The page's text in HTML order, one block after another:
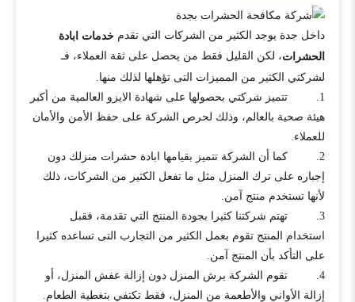
داخل جدة يوجد الكثير من الشركات التي تقدم خدمات ابادة
الحشرات، لكن القليل فقط من يحصل على ثقة العملاء، فـ
لشركتي الكثير من المميزات التى تؤهلها لذلك منها.
1. تتميز شركتي بحصولها على شهادة الايزو العالمية من أكبر
هيئة صحية بالعالم، وذلك لحرص الشركة على حفظ الأمن والأمان
للعملاء.
2. كما أن الشركة تتميز بقيامها ابادة حشرات منزلك دون
إجباره على ترك المنزل مثل ما تفعل الكثير من الشركات، ذلك
لأنها تستخدم منتج آمن.
3. تهتم شركتنا كثيرا بجودة المنتج التي تقدمة، فقبل
استخدام المنتج تقوم بعمل الكثير من التجارب التى تساعده كثيرا
على التأكد بأن المنتج آمن.
4. تقوم الشركة برش المنزل دون إزالة عفش المنزل، أو
إزالة الأواني والأطعمة من المنزل، فقط تكتفي بتغطية الطعام.